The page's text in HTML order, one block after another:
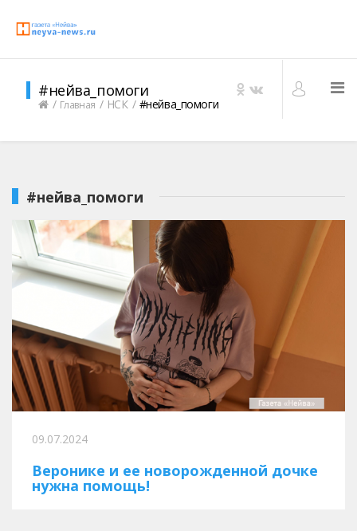
#нейва_помоги
Главная НСК #нейва_помоги
#нейва_помоги
09.07.2024
Веронике и ее новорожденной дочке
нужна помощь!